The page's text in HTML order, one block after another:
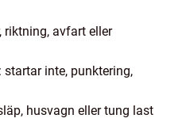
riktning, avfart eller
inte, punktering,
husvagn eller tung last